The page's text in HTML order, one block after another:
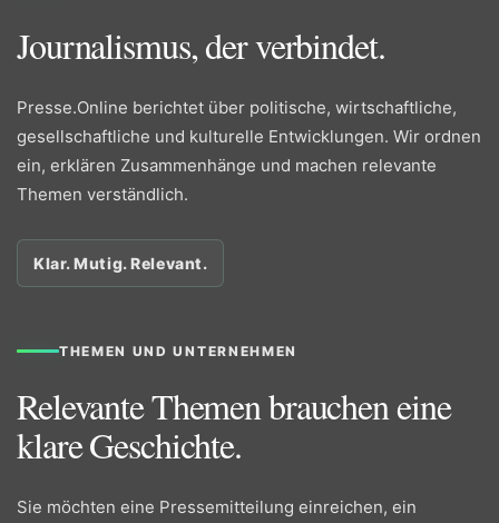
Journalismus, der verbindet.
Presse.Online berichtet über politische, wirtschaftliche,
gesellschaftliche und kulturelle Entwicklungen. Wir ordnen
ein, erklären Zusammenhänge und machen relevante
Themen verständlich.
Klar. Mutig. Relevant.
THEMEN UND UNTERNEHMEN
Relevante Themen brauchen eine
klare Geschichte.
Sie möchten eine Pressemitteilung einreichen, ein